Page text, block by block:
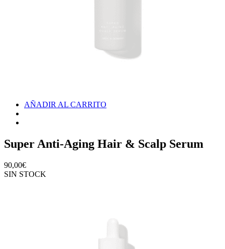
AÑADIR AL CARRITO
Super Anti-Aging Hair & Scalp Serum
90,00€
SIN STOCK